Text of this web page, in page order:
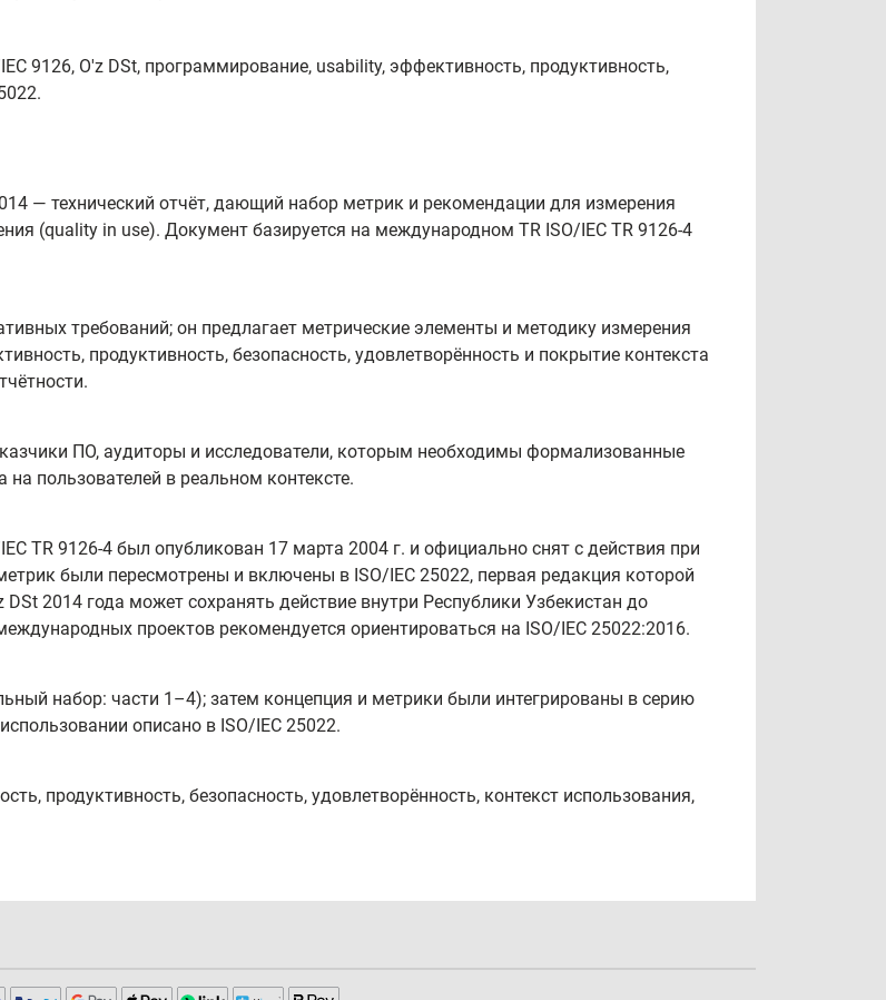
9126, O'z DSt, программирование, usability, эффективность, продуктивность,
— технический отчёт, дающий набор метрик и рекомендации для измерения
(quality in use). Документ базируется на международном TR ISO/IEC TR 9126-4
требований; он предлагает метрические элементы и методику измерения
продуктивность, безопасность, удовлетворённость и покрытие контекста
ПО, аудиторы и исследователи, которым необходимы формализованные
пользователей в реальном контексте.
TR 9126-4 был опубликован 17 марта 2004 г. и официально снят с действия при
были пересмотрены и включены в ISO/IEC 25022, первая редакция которой
2014 года может сохранять действие внутри Республики Узбекистан до
проектов рекомендуется ориентироваться на ISO/IEC 25022:2016.
набор: части 1–4); затем концепция и метрики были интегрированы в серию
описано в ISO/IEC 25022.
продуктивность, безопасность, удовлетворённость, контекст использования,